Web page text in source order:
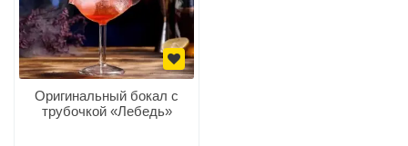
Оригинальный бокал с
трубочкой «Лебедь»